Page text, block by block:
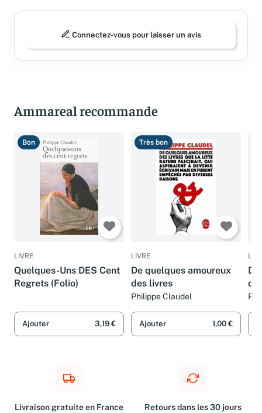
Connectez-vous pour laisser un avis
Ammareal recommande
Bon
LIVRE
Quelques-Uns DES Cent
Regrets (Folio)
Ajouter 3,19 €
Très bon
LIVRE
De quelques amoureux
des livres
Philippe Claudel
Ajouter 1,00 €
Livraison gratuite en France
Retours dans les 30 jours